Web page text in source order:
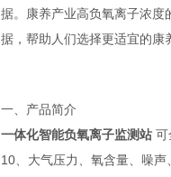
据。康养产业高负氧离子浓度
据，帮助人们选择更适宜的康
一、产品简介
一体化智能负氧离子监测站 可
10、大气压力、氧含量、噪